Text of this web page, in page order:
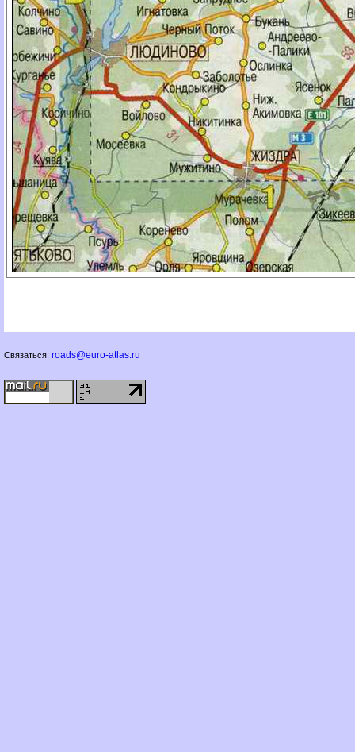
Связаться: roads@euro-atlas.ru